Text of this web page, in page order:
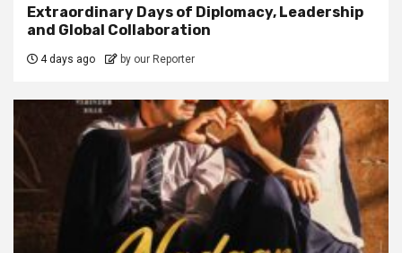
Extraordinary Days of Diplomacy, Leadership
and Global Collaboration
4 days ago by our Reporter